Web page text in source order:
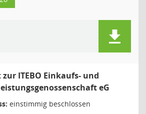
ITEBO Einkaufs- und
eG
einstimmig beschlossen